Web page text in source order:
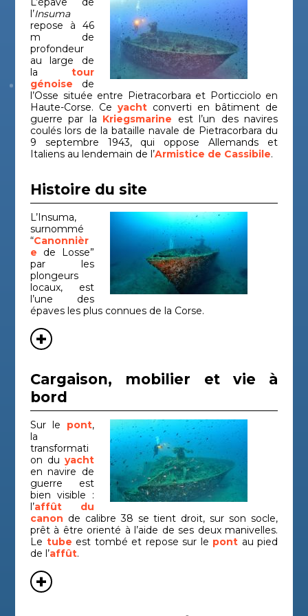
navire
Le Caducée
(Bugho 2)
Autre
gisement
Antiquité
Les barges
de la bataille
de
Pietracorbara
Épave de
navire
Période
contemporaine
Liban
Épave de
navire
Période
contemporaine
Épave de
Madrague de
Giens
Épave de
navire
Mortella 2
Épave de
navire
Période
moderne
Mortella 3
Épave de
navire
Période
moderne
Ouest
Giraglia 2
Épave de
P-38 de
Saint
P-47 Meria
Épave
Période
P-47 Santa
Severa
Épave
d'aéronef
Période
contemporaine
Paragan
Épave de
navire
Période
moderne
Plane 3
Épave de
navire
Période
médiévale
Pointe de la
Luque 2
Épave de
navire
Antiquité
Port-Miou C
Épave de
Punta
Vecchia 1
l’Insuma
repose à 46
m de
profondeur
au large de
la tour
génoise de
l’Osse située entre Pietracorbara et Porticciolo en
Haute-Corse. Ce yacht converti en bâtiment de
guerre par la Kriegsmarine est l’un des navires
coulés lors de la bataille navale de Pietracorbara du
9 septembre 1943, qui oppose Allemands et
Italiens au lendemain de l’Armistice de Cassibile.
Histoire du site
L’Insuma,
surnommé
“Canonnièr
e de Losse”
par les
plongeurs
locaux, est
l’une des
épaves les plus connues de la Corse.
Cargaison, mobilier et vie à
bord
Sur le pont,
la
transformati
on du yacht
en navire de
guerre est
bien visible :
l’affût du
canon de calibre 38 se tient droit, sur son socle,
prêt à être orienté à l’aide de ses deux manivelles.
Le tube est tombé et repose sur le pont au pied
de l’affût.